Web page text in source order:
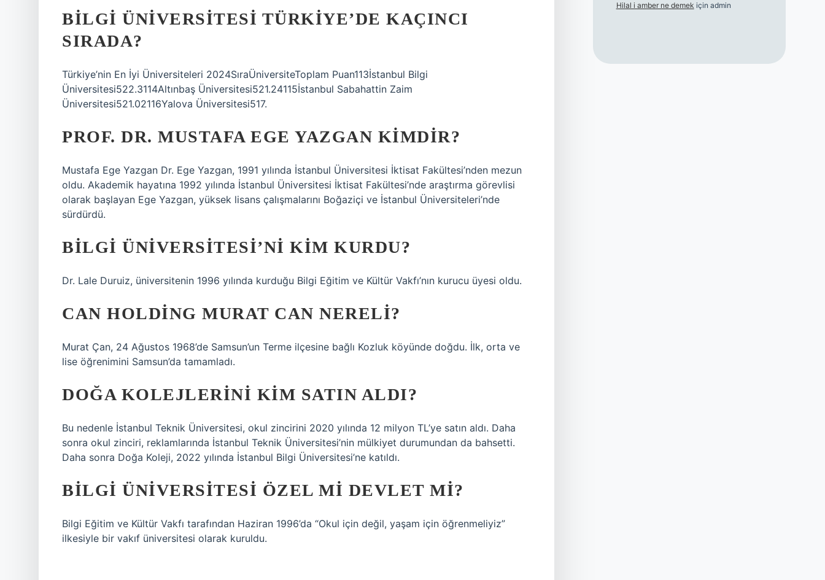
BILGI ÜNIVERSITESI TÜRKIYE’DE KAÇINCI
SIRADA?
Türkiye’nin En İyi Üniversiteleri 2024SıraÜniversiteToplam Puan113İstanbul Bilgi
Üniversitesi522.3114Altınbaş Üniversitesi521.24115İstanbul Sabahattin Zaim
Üniversitesi521.02116Yalova Üniversitesi517.
PROF. DR. MUSTAFA EGE YAZGAN KIMDIR?
Mustafa Ege Yazgan Dr. Ege Yazgan, 1991 yılında İstanbul Üniversitesi İktisat Fakültesi’nden mezun
oldu. Akademik hayatına 1992 yılında İstanbul Üniversitesi İktisat Fakültesi’nde araştırma görevlisi
olarak başlayan Ege Yazgan, yüksek lisans çalışmalarını Boğaziçi ve İstanbul Üniversiteleri’nde
sürdürdü.
BILGI ÜNIVERSITESI’NI KIM KURDU?
Dr. Lale Duruiz, üniversitenin 1996 yılında kurduğu Bilgi Eğitim ve Kültür Vakfı’nın kurucu üyesi oldu.
CAN HOLDING MURAT CAN NERELI?
Murat Çan, 24 Ağustos 1968’de Samsun’un Terme ilçesine bağlı Kozluk köyünde doğdu. İlk, orta ve
lise öğrenimini Samsun’da tamamladı.
DOĞA KOLEJLERINI KIM SATIN ALDI?
Bu nedenle İstanbul Teknik Üniversitesi, okul zincirini 2020 yılında 12 milyon TL’ye satın aldı. Daha
sonra okul zinciri, reklamlarında İstanbul Teknik Üniversitesi’nin mülkiyet durumundan da bahsetti.
Daha sonra Doğa Koleji, 2022 yılında İstanbul Bilgi Üniversitesi’ne katıldı.
BILGI ÜNIVERSITESI ÖZEL MI DEVLET MI?
Bilgi Eğitim ve Kültür Vakfı tarafından Haziran 1996’da “Okul için değil, yaşam için öğrenmeliyiz”
ilkesiyle bir vakıf üniversitesi olarak kuruldu.
Hilal i amber ne demek için admin